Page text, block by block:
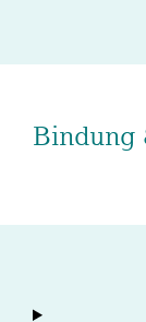
Bindung